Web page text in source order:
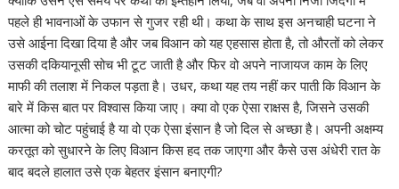
पहले ही भावनाओं के उफान से गुजर रही थी। कथा के साथ इस अनचाही घटना ने
उसे आईना दिखा दिया है और जब विआन को यह एहसास होता है, तो औरतों को लेकर
उसकी दकियानूसी सोच भी टूट जाती है और फिर वो अपने नाजायज काम के लिए
माफी की तलाश में निकल पड़ता है। उधर, कथा यह तय नहीं कर पाती कि विआन के
बारे में किस बात पर विश्वास किया जाए। क्या वो एक ऐसा राक्षस है, जिसने उसकी
आत्मा को चोट पहुंचाई है या वो एक ऐसा इंसान है जो दिल से अच्छा है। अपनी अक्षम्य
करतूत को सुधारने के लिए विआन किस हद तक जाएगा और कैसे उस अंधेरी रात के
बाद बदले हालात उसे एक बेहतर इंसान बनाएगी?